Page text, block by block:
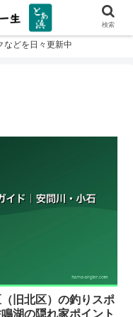
などを日々更新中
旧北区）の釣りスポ
湖の隠れ家ポイント
検索